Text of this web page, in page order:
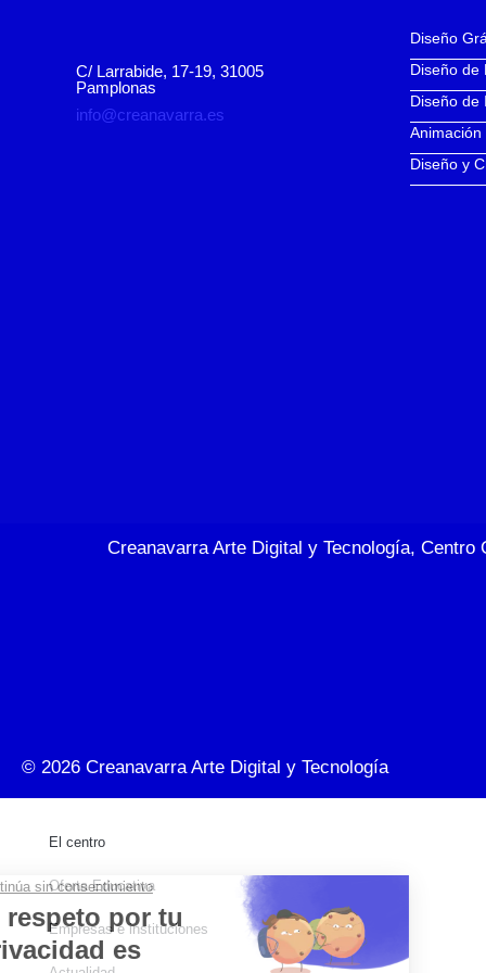
C/ Larrabide, 17-19, 31005
Pamplonas
info@creanavarra.es
Diseño
Diseño de
Diseño de
Animación
Diseño y
Creanavarra Arte Digital y Tecnología,
© 2026 Creanavarra Arte Digital y Tecnología
El centro
Oferta Educativa
Empresas e instituciones